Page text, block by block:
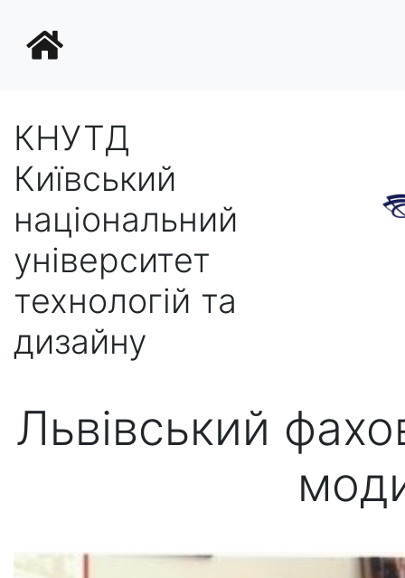
КНУТД
Київський
національний
університет
технологій та
дизайну
Львівський